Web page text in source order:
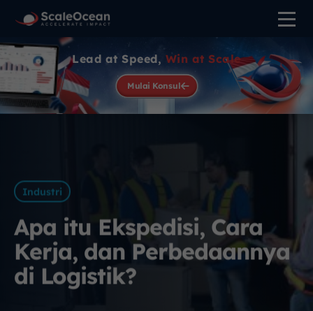
Lead at Speed, Win at Scale
Mulai Konsul
Industri
Apa itu Ekspedisi, Cara
Kerja, dan Perbedaannya
di Logistik?